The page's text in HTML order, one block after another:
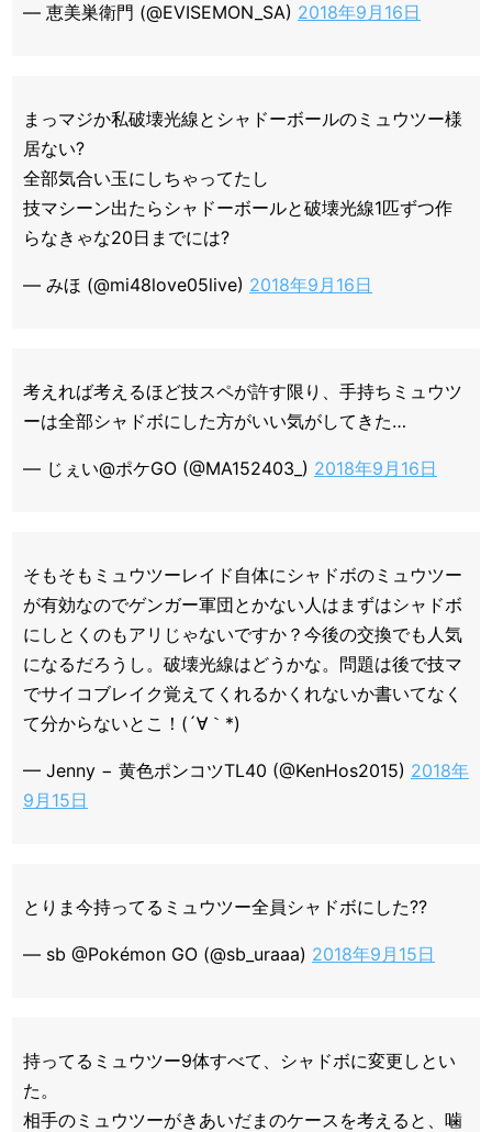
— 恵美巣衛門 (@EVISEMON_SA) 2018年9月16日
まっマジか私破壊光線とシャドーボールのミュウツー様
居ない?
全部気合い玉にしちゃってたし
技マシーン出たらシャドーボールと破壊光線1匹ずつ作
らなきゃな20日までには?
— みほ (@mi48love05live) 2018年9月16日
考えれば考えるほど技スペが許す限り、手持ちミュウツ
ーは全部シャドボにした方がいい気がしてきた…
— じぇい@ポケGO (@MA152403_) 2018年9月16日
そもそもミュウツーレイド自体にシャドボのミュウツー
が有効なのでゲンガー軍団とかない人はまずはシャドボ
にしとくのもアリじゃないですか？今後の交換でも人気
になるだろうし。破壊光線はどうかな。問題は後で技マ
でサイコブレイク覚えてくれるかくれないか書いてなく
て分からないとこ！(´∀｀*)
— Jenny − 黄色ポンコツTL40 (@KenHos2015) 2018年
9月15日
とりま今持ってるミュウツー全員シャドボにした??
— sb @Pokémon GO (@sb_uraaa) 2018年9月15日
持ってるミュウツー9体すべて、シャドボに変更しとい
た。
相手のミュウツーがきあいだまのケースを考えると、噛